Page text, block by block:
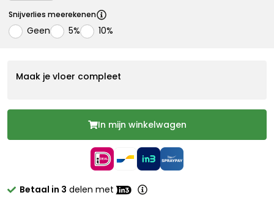
Snijverlies meerekenen
Geen 5% 10%
Maak je vloer compleet
In mijn winkelwagen
Betaal in 3 delen met